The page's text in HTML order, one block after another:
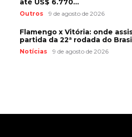
até US$ 6.770...
Outros 9 de agosto de 2026
Flamengo x Vitória: onde
partida da 22ª rodada do
Notícias 9 de agosto de 2026